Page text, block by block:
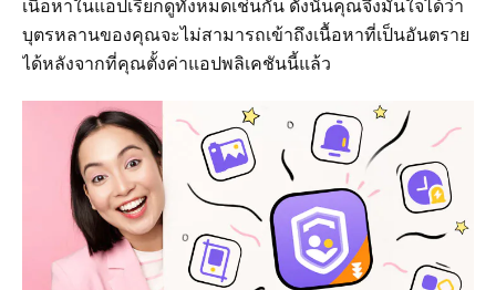
เนื้อหาในแอปเรียกดูทั้งหมดเช่นกัน ดังนั้นคุณจึงมั่นใจได้ว่า
บุตรหลานของคุณจะไม่สามารถเข้าถึงเนื้อหาที่เป็นอันตราย
ได้หลังจากที่คุณตั้งค่าแอปพลิเคชันนี้แล้ว